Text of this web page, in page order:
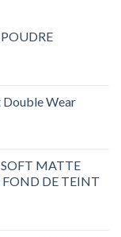
:
CFA
Double Wear
CFA
SOFT MATTE
DE TEINT